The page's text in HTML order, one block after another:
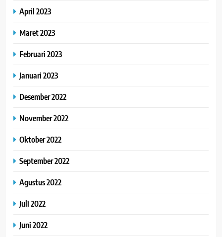
April 2023
Maret 2023
Februari 2023
Januari 2023
Desember 2022
November 2022
Oktober 2022
September 2022
Agustus 2022
Juli 2022
Juni 2022